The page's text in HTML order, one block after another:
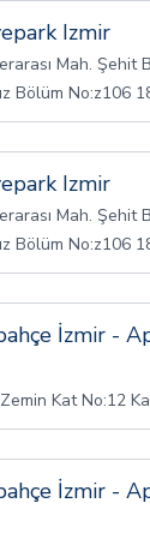
Izmir
Mah. Şehit
Bölüm No:z106
Izmir
Mah. Şehit
Bölüm No:z106
İzmir -
Kat No:12
İzmir -